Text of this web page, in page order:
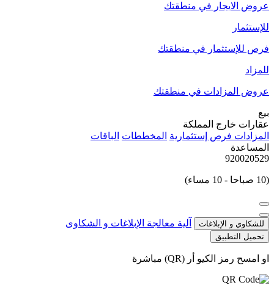
عروض الايجار في منطقتك
للإستثمار
فرص للإستثمار في منطقتك
للمزاد
عروض المزادات في منطقتك
بيع
عقارات خارج المملكة
المزادات فرص إستثمارية المخططات الباقات
المساعدة
920020529
(10 صباحا - 10 مساء)
للشكاوي و الإبلاغات آلية معالجة الإبلاغات و الشكاوى
تحميل التطبيق
او امسح رمز الكيو أر (QR) مباشرة